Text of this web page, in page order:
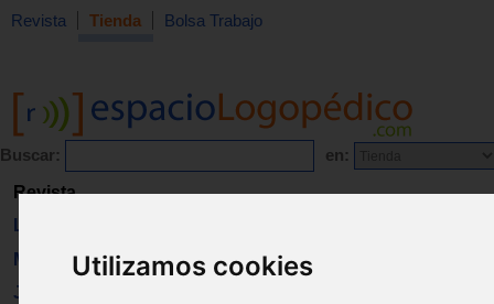
Utilizamos cookies
Revista Tienda Bolsa Trabajo
Buscar: en:
Revista
Libros
Material
Juguetes